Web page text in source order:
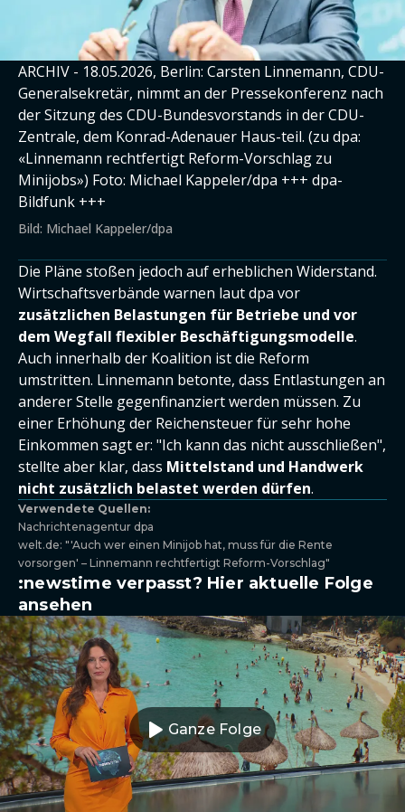
ARCHIV - 18.05.2026, Berlin: Carsten Linnemann, CDU-
Generalsekretär, nimmt an der Pressekonferenz nach
der Sitzung des CDU-Bundesvorstands in der CDU-
Zentrale, dem Konrad-Adenauer Haus-teil. (zu dpa:
«Linnemann rechtfertigt Reform-Vorschlag zu
Minijobs») Foto: Michael Kappeler/dpa +++ dpa-
Bildfunk +++
Bild: Michael Kappeler/dpa
Die Pläne stoßen jedoch auf erheblichen Widerstand.
Wirtschaftsverbände warnen laut dpa vor
zusätzlichen Belastungen für Betriebe und vor
dem Wegfall flexibler Beschäftigungsmodelle.
Auch innerhalb der Koalition ist die Reform
umstritten. Linnemann betonte, dass Entlastungen an
anderer Stelle gegenfinanziert werden müssen. Zu
einer Erhöhung der Reichensteuer für sehr hohe
Einkommen sagt er: "Ich kann das nicht ausschließen",
stellte aber klar, dass Mittelstand und Handwerk
nicht zusätzlich belastet werden dürfen.
Verwendete Quellen:
Nachrichtenagentur dpa
welt.de: "'Auch wer einen Minijob hat, muss für die Rente
vorsorgen' – Linnemann rechtfertigt Reform-Vorschlag"
:newstime verpasst? Hier aktuelle Folge
ansehen
Ganze Folge